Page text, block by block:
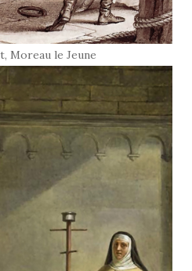
Moreau le Jeune